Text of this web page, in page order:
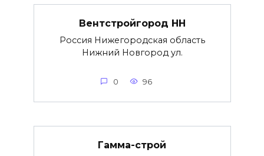
Вентстройгород НН
Россия Нижегородская область
Нижний Новгород ул.
0 96
Гамма-строй